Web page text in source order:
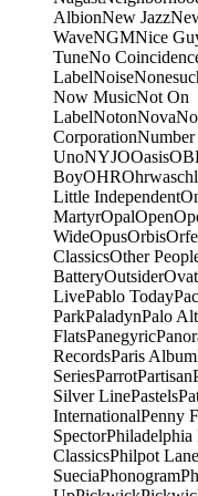
AlbionNew Jazz
WaveNGMNice
TuneNo
LabelNoise
Now MusicNot On
LabelNotonNova
CorporationNumber
UnoNYJOOasis
BoyOHROhrwaschl
Little Independent
MartyrOpalOpen
WideOpusOrbis
ClassicsOther
BatteryOutsider
LivePablo Today
ParkPaladynPalo
FlatsPanegyric
RecordsParis Album
SeriesParrotPartisan
Silver LinePastels
InternationalPenny
SpectorPhiladelphia
ClassicsPhilpot Lane
SueciaPhonogram